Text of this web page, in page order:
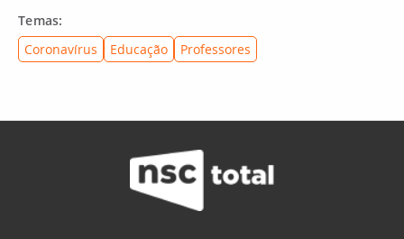
Temas:
Coronavírus
Educação Professores